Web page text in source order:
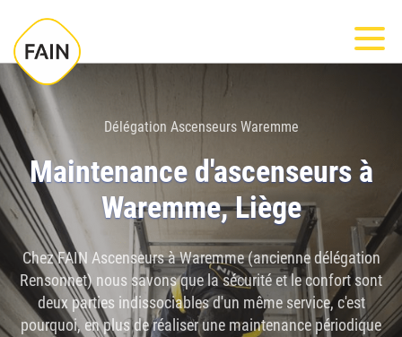
Délégation Ascenseurs Waremme
Maintenance d'ascenseurs à
Waremme, Liège
Chez FAIN Ascenseurs à Waremme (ancienne délégation
Rensonnet) nous savons que la sécurité et le confort sont
deux parties indissociables d'un même service, c'est
pourquoi, en plus de réaliser une maintenance périodique